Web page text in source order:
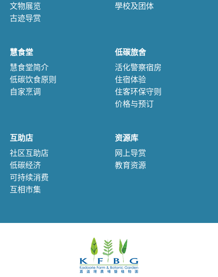
文物展览
古迹导赏
學校及团体
慧食堂
慧食堂简介
低碳饮食原则
自家烹调
低碳旅舍
活化警察宿房
住宿体验
住客环保守则
价格与预订
互助店
社区互助店
低碳经济
可持续消费
互相市集
资源库
网上导赏
教育资源